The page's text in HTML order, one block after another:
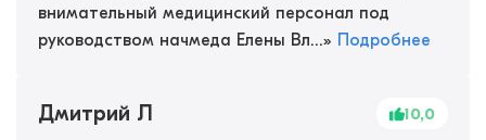
внимательный медицинский персонал под
руководством начмеда Елены Вл...» Подробнее
Дмитрий Л 10,0